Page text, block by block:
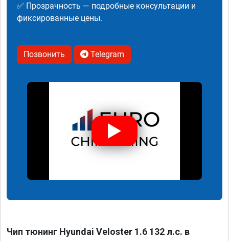
✅ Прозрачность — подробные консультации и
фиксированные цены.
Позвонить Telegram
Чип тюнинг Hyundai Veloster 1.6 132 л.с. в